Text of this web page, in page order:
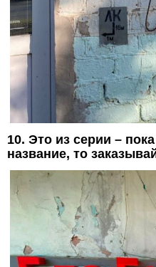
10. Это из серии –
название, то